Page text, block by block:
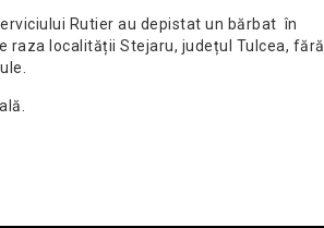
Rutier au depistat un bărbat în
raza localității Stejaru, județul Tulcea, fără